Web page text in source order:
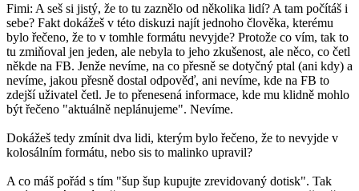
Fimi: A seš si jistý, že to tu zaznělo od několika lidí? A tam počítáš i
sebe? Fakt dokážeš v této diskuzi najít jednoho člověka, kterému
bylo řečeno, že to v tomhle formátu nevyjde? Protože co vím, tak to
tu zmiňoval jen jeden, ale nebyla to jeho zkušenost, ale něco, co četl
někde na FB. Jenže nevíme, na co přesně se dotyčný ptal (ani kdy) a
nevíme, jakou přesně dostal odpověď, ani nevíme, kde na FB to
zdejší uživatel četl. Je to přenesená informace, kde mu klidně mohlo
být řečeno "aktuálně neplánujeme". Nevíme.
Dokážeš tedy zmínit dva lidi, kterým bylo řečeno, že to nevyjde v
kolosálním formátu, nebo sis to malinko upravil?
A co máš pořád s tím "šup šup kupujte zrevidovaný dotisk". Tak